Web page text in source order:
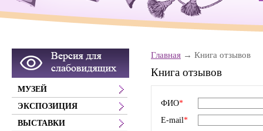
Главная Книга отзывов
Книга отзывов
ФИО*
E-mail*
МУЗЕЙ
ЭКСПОЗИЦИЯ
ВЫСТАВКИ